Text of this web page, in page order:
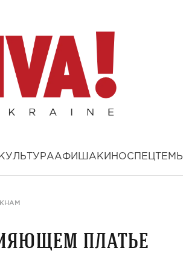
КУЛЬТУРААФИША КИНОСПЕЦТЕМЫ
платье